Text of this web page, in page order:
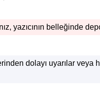
yazıcının belleğinde
dolayı uyarılar veya